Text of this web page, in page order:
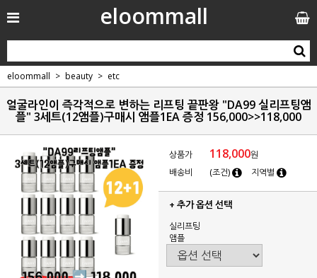
eloommall
eloommall beauty etc
얼굴라인이 즉각적으로 변하는 리프팅 끝판왕 "DA99 실리프팅앰
플" 3세트(12앰플)구매시 앰플1EA 증정 156,000>>118,000
상품가 118,000원
배송비
(조건) 지역별
+ 추가 옵션 선택
실리프팅
앰플